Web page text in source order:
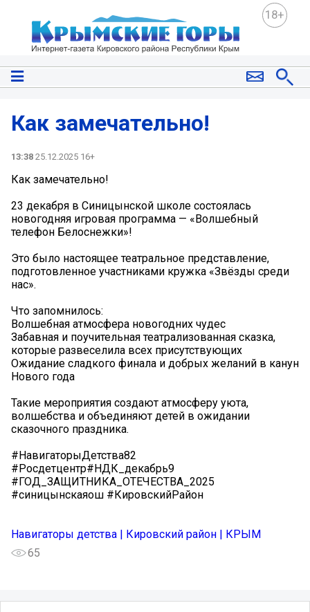
18+
Как замечательно!
13:38 25.12.2025 16+
Как замечательно!
23 декабря в Синицынской школе состоялась
новогодняя игровая программа — «Волшебный
телефон Белоснежки»!
Это было настоящее театральное представление,
подготовленное участниками кружка «Звёзды среди
нас».
Что запомнилось:
Волшебная атмосфера новогодних чудес
Забавная и поучительная театрализованная сказка,
которые развеселила всех присутствующих
Ожидание сладкого финала и добрых желаний в канун
Нового года
Такие мероприятия создают атмосферу уюта,
волшебства и объединяют детей в ожидании
сказочного праздника.
#НавигаторыДетства82
#Росдетцентр#НДК_декабрь9
#ГОД_ЗАЩИТНИКА_ОТЕЧЕСТВА_2025
#синицынскаяош #КировскийРайон
Навигаторы детства | Кировский район | КРЫМ
65